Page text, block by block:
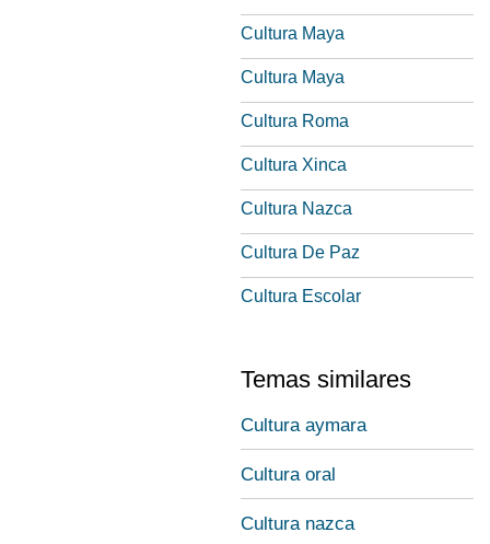
Cultura Maya
Cultura Maya
Cultura Roma
Cultura Xinca
Cultura Nazca
Cultura De Paz
Cultura Escolar
Temas similares
Cultura aymara
Cultura oral
Cultura nazca